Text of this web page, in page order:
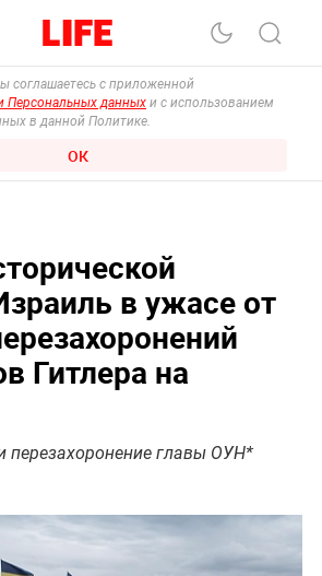
соглашаетесь с приложенной
Персональных данных и с использованием
в данной Политике.
ОК
в ужасе от
Гитлера на
перезахоронение главы ОУН*